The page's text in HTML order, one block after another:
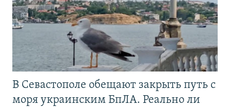
В Севастополе обещают закрыть путь с
моря украинским БпЛА. Реально ли